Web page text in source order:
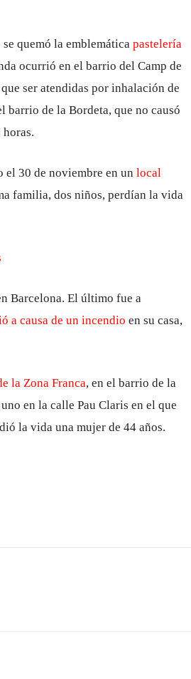
quemó la emblemática pastelería
ocurrió en el barrio del Camp de
ser atendidas por inhalación de
barrio de la Bordeta, que no causó
el 30 de noviembre en un local
familia, dos niños, perdían la vida
Barcelona. El último fue a
a causa de un incendio en su casa,
la Zona Franca, en el barrio de la
en la calle Pau Claris en el que
la vida una mujer de 44 años.